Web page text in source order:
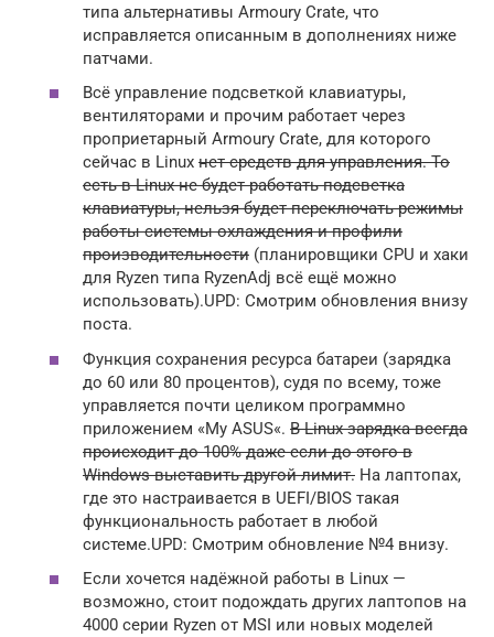
типа альтернативы Armoury Crate, что
исправляется описанным в дополнениях ниже
патчами.
Всё управление подсветкой клавиатуры,
вентиляторами и прочим работает через
проприетарный Armoury Crate, для которого
сейчас в Linux нет средств для управления. То
есть в Linux не будет работать подсветка
клавиатуры, нельзя будет переключать режимы
работы системы охлаждения и профили
производительности (планировщики CPU и хаки
для Ryzen типа RyzenAdj всё ещё можно
использовать).UPD: Смотрим обновления внизу
поста.
Функция сохранения ресурса батареи (зарядка
до 60 или 80 процентов), судя по всему, тоже
управляется почти целиком программно
приложением «My ASUS«. В Linux зарядка всегда
происходит до 100% даже если до этого в
Windows выставить другой лимит. На лаптопах,
где это настраивается в UEFI/BIOS такая
функциональность работает в любой
системе.UPD: Смотрим обновление №4 внизу.
Если хочется надёжной работы в Linux —
возможно, стоит подождать других лаптопов на
4000 серии Ryzen от MSI или новых моделей